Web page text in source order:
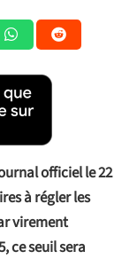
officiel le 22
à régler les
virement
ce seuil sera